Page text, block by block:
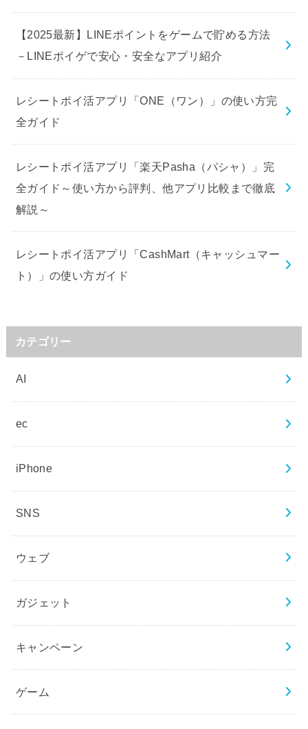
【2025最新】LINEポイントをゲームで貯める方法
－LINEポイゲで安心・安全なアプリ紹介
レシートポイ活アプリ「ONE（ワン）」の使い方完
全ガイド
レシートポイ活アプリ「楽天Pasha（パシャ）」完
全ガイド～使い方から評判、他アプリ比較まで徹底
解説～
レシートポイ活アプリ「CashMart（キャッシュマー
ト）」の使い方ガイド
カテゴリー
AI
ec
iPhone
SNS
ウェブ
ガジェット
キャンペーン
ゲーム